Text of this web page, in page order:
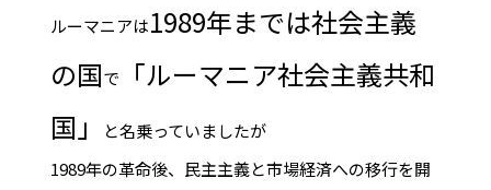
ルーマニアは1989年までは社会主義
の国で
「ルーマニア社会主義共和
国」
と名乗っていましたが
1989年の革命後、民主主義と市場経済への移行を開